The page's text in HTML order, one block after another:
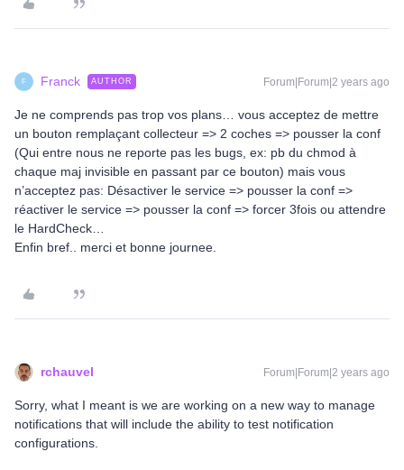
F Franck AUTHOR Forum|Forum|2 years ago
Je ne comprends pas trop vos plans… vous acceptez de mettre
un bouton remplaçant collecteur => 2 coches => pousser la conf
(Qui entre nous ne reporte pas les bugs, ex: pb du chmod à
chaque maj invisible en passant par ce bouton) mais vous
n’acceptez pas: Désactiver le service => pousser la conf =>
réactiver le service => pousser la conf => forcer 3fois ou attendre
le HardCheck…
Enfin bref.. merci et bonne journee.
rchauvel Forum|Forum|2 years ago
Sorry, what I meant is we are working on a new way to manage
notifications that will include the ability to test notification
configurations.